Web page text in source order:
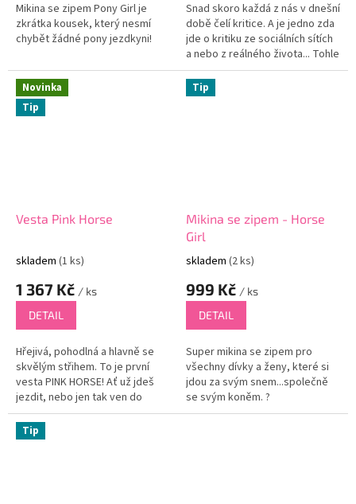
Mikina se zipem Pony Girl je
zkrátka kousek, který nesmí
chybět žádné pony jezdkyni!
Snad skoro každá z nás v dnešní
době čelí kritice. A je jedno zda
jde o kritiku ze sociálních sítích
a nebo z reálného života... Tohle
všechno nás může v našem
vědomí někdy...
Novinka
Tip
Vesta Pink Horse
skladem (1 ks)
1 367 Kč / ks
DETAIL
Hřejivá, pohodlná a hlavně se
skvělým střihem. To je první
vesta PINK HORSE! Ať už jdeš
jezdit, nebo jen tak ven do
města...tenhle kousek vždy
přijde vhod.♡
Tip
Mikina se zipem - Horse
Girl
skladem (2 ks)
999 Kč / ks
DETAIL
Super mikina se zipem pro
všechny dívky a ženy, které si
jdou za svým snem...společně
se svým koněm. ?
Tip